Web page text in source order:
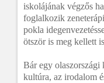
iskolájának végzős
foglalkozik
pokla
ötször is meg kellett
Bár egy olaszországi
kultúra, az irodalom